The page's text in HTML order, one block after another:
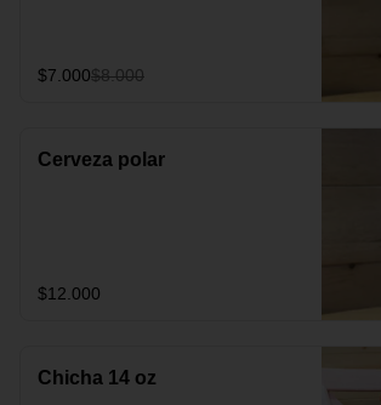
$7.000$8.000
Cerveza polar
$12.000
Chicha 14 oz